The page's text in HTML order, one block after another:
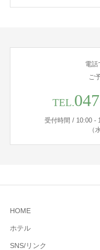
電話
ご
TEL.
受付時間 / 10:00 -
（
HOME
ホテル
SNS/リンク